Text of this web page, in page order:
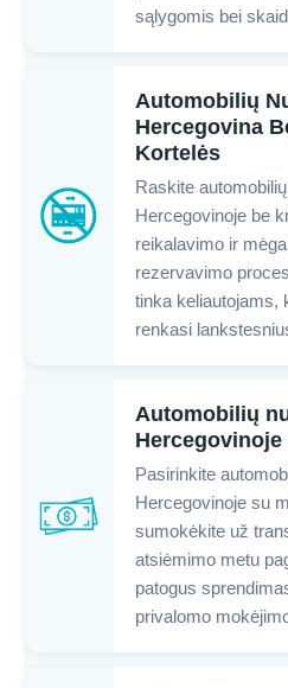
sąlygomis bei
Automobilių
Hercegovina
Kortelės
Raskite
Hercegovinoje be
reikalavimo ir
rezervavimo
tinka keliautojams,
renkasi
Automobilių
Pasirinkite
Hercegovinoje su
sumokėkite už
atsiėmimo metu
patogus
privalomo